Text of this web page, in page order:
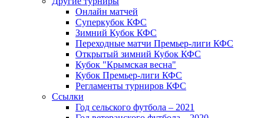
Онлайн матчей
Суперкубок КФС
Зимний Кубок КФС
Переходные матчи Премьер-лиги КФС
Открытый зимний Кубок КФС
Кубок "Крымская весна"
Кубок Премьер-лиги КФС
Регламенты турниров КФС
Ссылки
Год сельского футбола – 2021